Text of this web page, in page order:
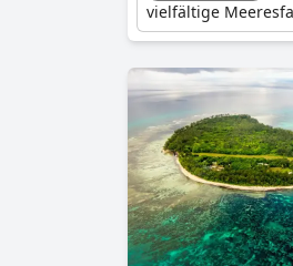
vielfältige